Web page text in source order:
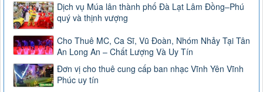
Dịch vụ Múa lân thành phố Đà Lạt Lâm Đồng–Phú
quý và thịnh vượng
Cho Thuê MC, Ca Sĩ, Vũ Đoàn, Nhóm Nhảy Tại Tân
An Long An – Chất Lượng Và Uy Tín
Đơn vị cho thuê cung cấp ban nhạc Vĩnh Yên Vĩnh
Phúc uy tín